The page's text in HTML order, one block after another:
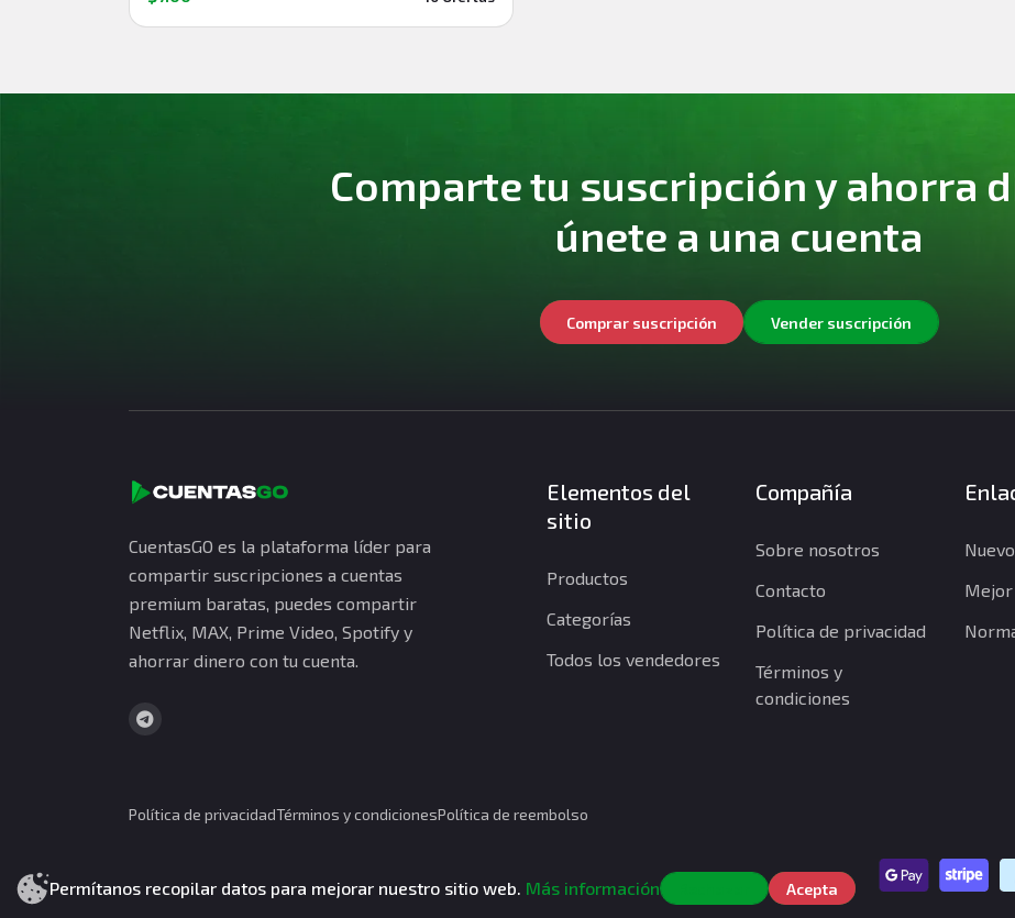
Comparte tu suscripción y ahorra
únete a una cuenta
Comprar suscripción Vender suscripción
CuentasGO es la plataforma líder para
compartir suscripciones a cuentas
premium baratas, puedes compartir
Netflix, MAX, Prime Video, Spotify y
ahorrar dinero con tu cuenta.
Elementos del
sitio
Productos
Categorías
Todos los vendedores
Compañía
Sobre nosotros
Contacto
Política de privacidad
Términos y
condiciones
Política de privacidadTérminos y condicionesPolítica de reembolso
Permítanos recopilar datos para mejorar nuestro sitio web. Más información Acepta